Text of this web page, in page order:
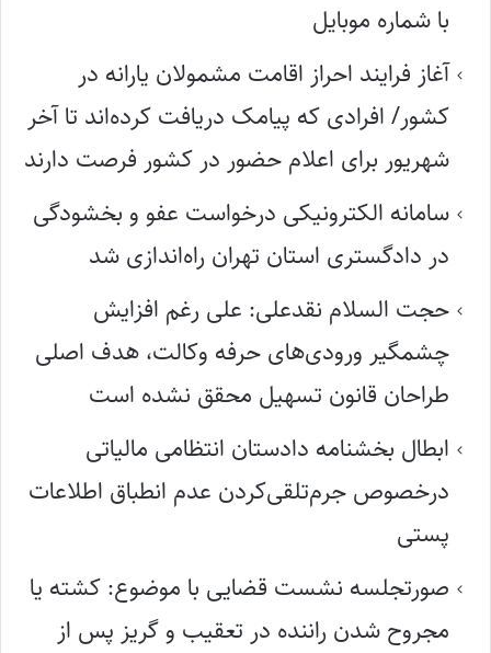
با شماره موبایل
آغاز فرایند احراز اقامت مشمولان یارانه در
کشور/ افرادی که پیامک دریافت کرده‌اند تا آخر
شهریور برای اعلام حضور در کشور فرصت دارند
سامانه الکترونیکی درخواست عفو و بخشودگی
در دادگستری استان تهران راه‌اندازی شد
حجت السلام نقدعلی: علی رغم افزایش
چشمگیر ورودی‌های حرفه وکالت، هدف اصلی
طراحان قانون تسهیل محقق نشده است
ابطال بخشنامه دادستان انتظامی مالیاتی
درخصوص جرم‌تلقی‌کردن عدم انطباق اطلاعات
پستی
صورتجلسه نشست قضایی با موضوع: کشته یا
مجروح شدن راننده در تعقیب و گریز پس از